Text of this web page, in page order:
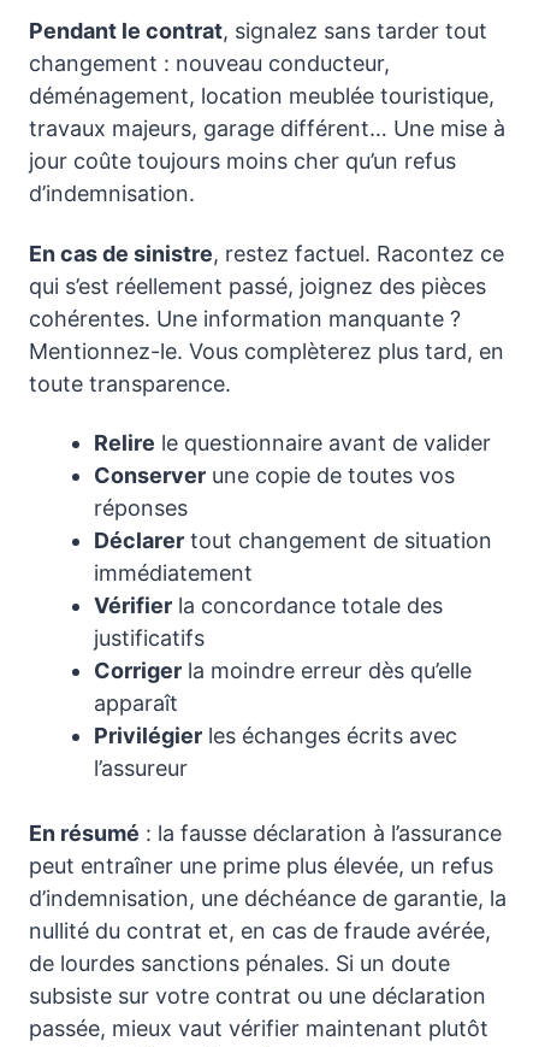
Pendant le contrat, signalez sans tarder tout
changement : nouveau conducteur,
déménagement, location meublée touristique,
travaux majeurs, garage différent… Une mise à
jour coûte toujours moins cher qu’un refus
d’indemnisation.
En cas de sinistre, restez factuel. Racontez ce
qui s’est réellement passé, joignez des pièces
cohérentes. Une information manquante ?
Mentionnez-le. Vous complèterez plus tard, en
toute transparence.
Relire le questionnaire avant de valider
Conserver une copie de toutes vos
réponses
Déclarer tout changement de situation
immédiatement
Vérifier la concordance totale des
justificatifs
Corriger la moindre erreur dès qu’elle
apparaît
Privilégier les échanges écrits avec
l’assureur
En résumé : la fausse déclaration à l’assurance
peut entraîner une prime plus élevée, un refus
d’indemnisation, une déchéance de garantie, la
nullité du contrat et, en cas de fraude avérée,
de lourdes sanctions pénales. Si un doute
subsiste sur votre contrat ou une déclaration
passée, mieux vaut vérifier maintenant plutôt